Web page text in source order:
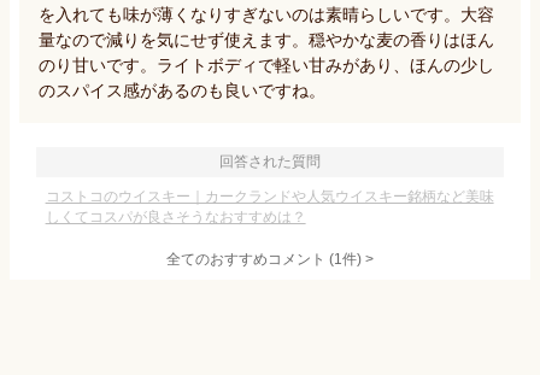
を入れても味が薄くなりすぎないのは素晴らしいです。大容
量なので減りを気にせず使えます。穏やかな麦の香りはほん
のり甘いです。ライトボディで軽い甘みがあり、ほんの少し
のスパイス感があるのも良いですね。
回答された質問
コストコのウイスキー｜カークランドや人気ウイスキー銘柄など美味
しくてコスパが良さそうなおすすめは？
全てのおすすめコメント (1件) >